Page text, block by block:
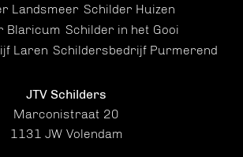
Landsmeer Schilder Huizen
Blaricum Schilder in het Gooi
Laren Schildersbedrijf Purmerend
JTV Schilders
Marconistraat 20
1131 JW Volendam